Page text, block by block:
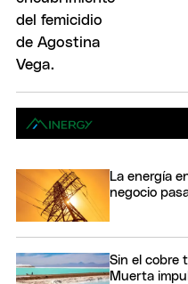
La energía
negocio
Sin el cobre
Muerta